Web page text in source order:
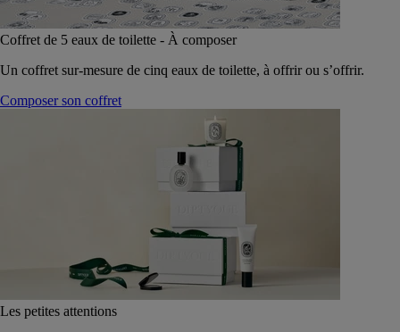
Coffret de 5 eaux de toilette - À composer
Un coffret sur-mesure de cinq eaux de toilette, à offrir ou s’offrir.
Composer son coffret
Les petites attentions